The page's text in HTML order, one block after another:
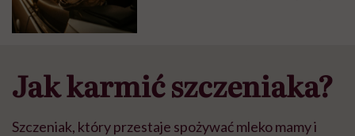
Jak karmić szczeniaka?
Szczeniak, który przestaje spożywać mleko mamy i